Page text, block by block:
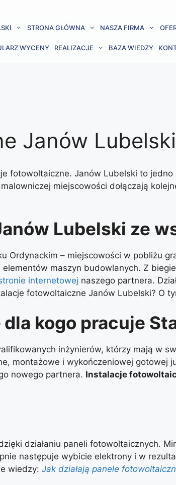
STRONA GŁÓWNA NASZA FIRMA
WYCENY REALIZACJE BAZA WIEDZY
Janów
fotowoltaiczne. Janów Lubelski to
miejscowości dołączają
Lubelski ze
Ordynackim – miejscowości w pobliżu
maszyn budowlanych. Z
internetowej naszego partnera.
fotowoltaiczne Janów Lubelski? O
kogo pracuje
inżynierów, którzy mają w
montażowe i wykończeniowej gotowej
nowego partnera. Instalacje
działaniu paneli fotowoltaicznych.
następuje wybicie elektrony i w
wiedzy: Jak działają panele